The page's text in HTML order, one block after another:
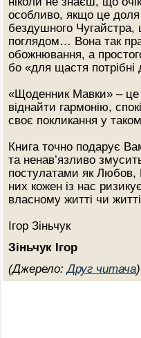
особливо, якщо це доля
бездушного
поглядом… Вона так
обожнювання, а
бо «для щастя
«Щоденник Мавки» – це
віднайти гармонію,
своє покликання у
Книга точно подарує
та ненав’язливо
постулатами як Любов,
них кожен із нас
власному житті чи
Ігор Зіньчук
Зіньчук Ігор
(Джерело:Друг читача)